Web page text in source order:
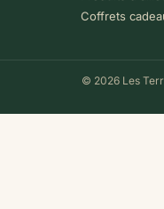
Coffrets
© 2026 Les